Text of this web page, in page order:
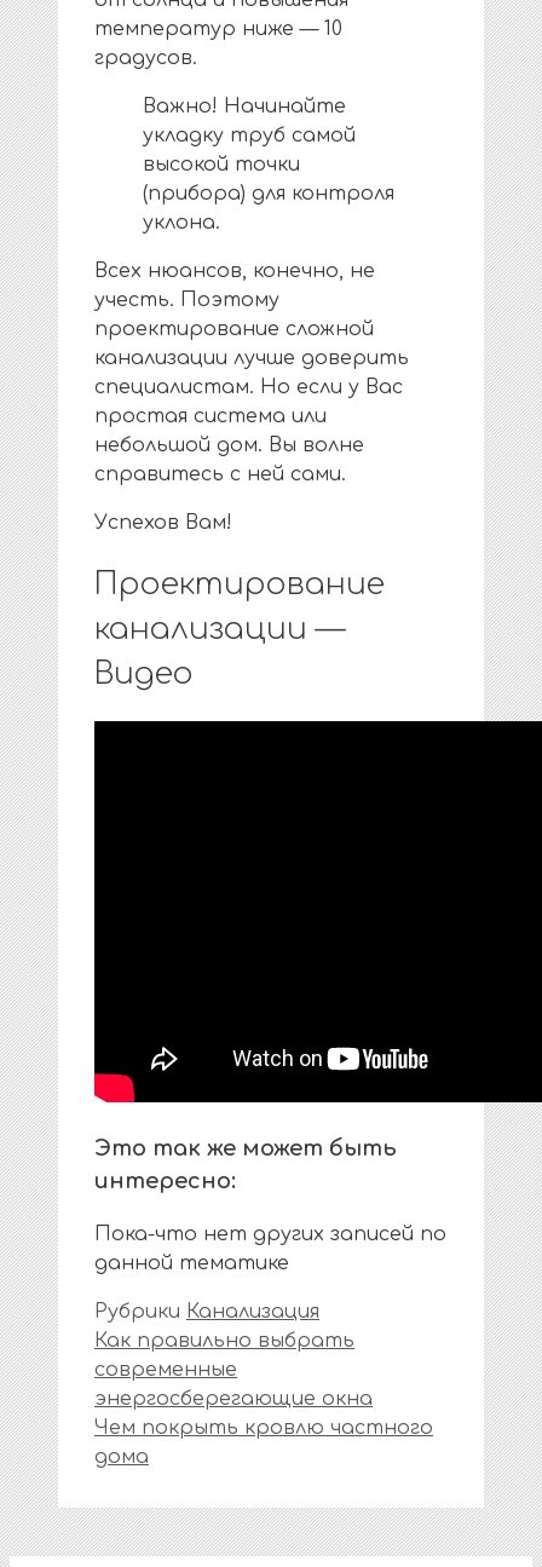
температур ниже — 10
градусов.
Важно! Начинайте
укладку труб самой
высокой точки
(прибора) для контроля
уклона.
Всех нюансов, конечно, не
учесть. Поэтому
проектирование сложной
канализации лучше доверить
специалистам. Но если у Вас
простая система или
небольшой дом. Вы волне
справитесь с ней сами.
Успехов Вам!
Проектирование
канализации —
Видео
Это так же может быть
интересно:
Пока-что нет других записей по
данной тематике
Рубрики Канализация
Как правильно выбрать
современные
энергосберегающие окна
Чем покрыть кровлю частного
дома